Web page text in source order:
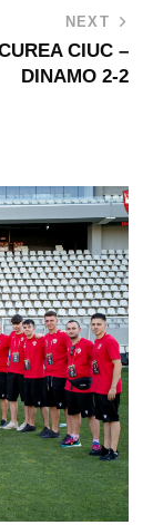
NEXT
CIUC –
DINAMO 2-2